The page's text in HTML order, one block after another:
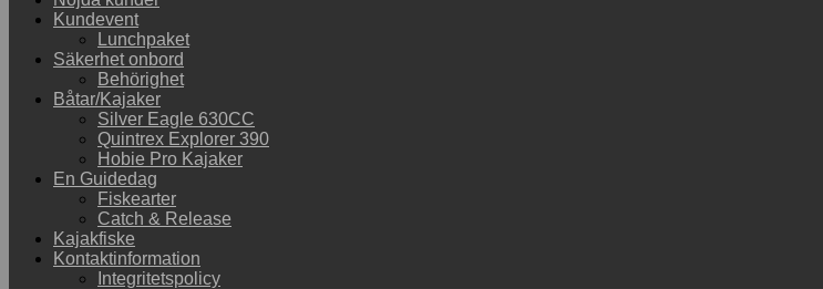
Kundevent
Lunchpaket
Säkerhet onbord
Behörighet
Båtar/Kajaker
Silver Eagle 630CC
Quintrex Explorer 390
Hobie Pro Kajaker
En Guidedag
Fiskearter
Catch & Release
Kajakfiske
Kontaktinformation
Integritetspolicy